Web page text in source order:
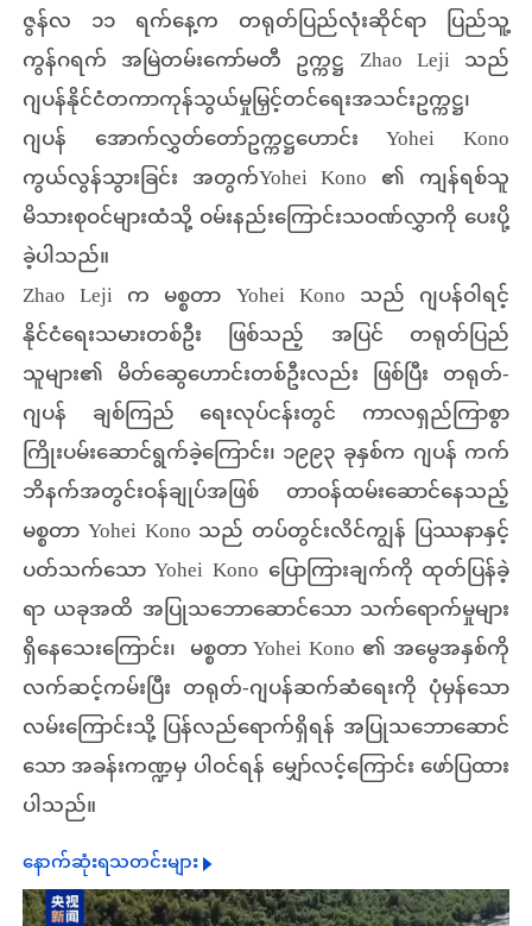
ဇွန်လ ၁၁ ရက်နေ့က တရုတ်ပြည်လုံးဆိုင်ရာ ပြည်သူ့
ကွန်ဂရက် အမြဲတမ်းကော်မတီ ဥက္ကဋ္ဌ Zhao Leji သည်
ဂျပန်နိုင်ငံတကာကုန်သွယ်မှုမြှင့်တင်ရေးအသင်းဥက္ကဋ္ဌ၊
ဂျပန် အောက်လွှတ်တော်ဥက္ကဋ္ဌဟောင်း Yohei Kono
ကွယ်လွန်သွားခြင်း အတွက်Yohei Kono ၏ ကျန်ရစ်သူ
မိသားစုဝင်များထံသို့ ဝမ်းနည်းကြောင်းသဝဏ်လွှာကို ပေးပို့
ခဲ့ပါသည်။
Zhao Leji က မစ္စတာ Yohei Kono သည် ဂျပန်ဝါရင့်
နိုင်ငံရေးသမားတစ်ဦး ဖြစ်သည့် အပြင် တရုတ်ပြည်
သူများ၏ မိတ်ဆွေဟောင်းတစ်ဦးလည်း ဖြစ်ပြီး တရုတ်-
ဂျပန် ချစ်ကြည် ရေးလုပ်ငန်းတွင် ကာလရှည်ကြာစွာ
ကြိုးပမ်းဆောင်ရွက်ခဲ့ကြောင်း၊ ၁၉၉၃ ခုနှစ်က ဂျပန် ကက်
ဘိနက်အတွင်းဝန်ချုပ်အဖြစ် တာဝန်ထမ်းဆောင်နေသည့်
မစ္စတာ Yohei Kono သည် တပ်တွင်းလိင်ကျွန် ပြဿနာနှင့်
ပတ်သက်သော Yohei Kono ပြောကြားချက်ကို ထုတ်ပြန်ခဲ့
ရာ ယခုအထိ အပြုသဘောဆောင်သော သက်ရောက်မှုများ
ရှိနေသေးကြောင်း၊ မစ္စတာ Yohei Kono ၏ အမွေအနှစ်ကို
လက်ဆင့်ကမ်းပြီး တရုတ်-ဂျပန်ဆက်ဆံရေးကို ပုံမှန်သော
လမ်းကြောင်းသို့ ပြန်လည်ရောက်ရှိရန် အပြုသဘောဆောင်
သော အခန်းကဏ္ဍမှ ပါဝင်ရန် မျှော်လင့်ကြောင်း ဖော်ပြထား
ပါသည်။
နောက်ဆုံးရသတင်းများ